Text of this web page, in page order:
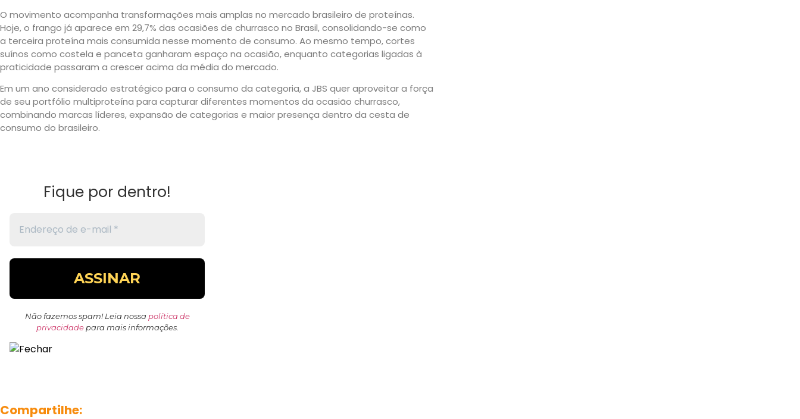
O movimento acompanha transformações mais amplas no mercado brasileiro de proteínas.
Hoje, o frango já aparece em 29,7% das ocasiões de churrasco no Brasil, consolidando-se como
a terceira proteína mais consumida nesse momento de consumo. Ao mesmo tempo, cortes
suínos como costela e panceta ganharam espaço na ocasião, enquanto categorias ligadas à
praticidade passaram a crescer acima da média do mercado.
Em um ano considerado estratégico para o consumo da categoria, a JBS quer aproveitar a força
de seu portfólio multiproteína para capturar diferentes momentos da ocasião churrasco,
combinando marcas líderes, expansão de categorias e maior presença dentro da cesta de
consumo do brasileiro.
Fique por dentro!
Não fazemos spam! Leia nossapolítica de
privacidadepara mais informações.
Compartilhe: